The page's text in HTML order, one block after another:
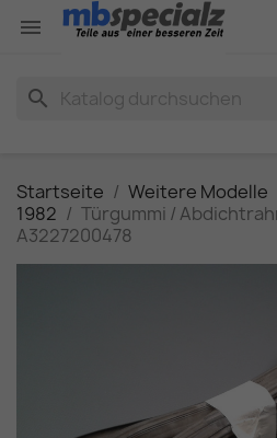

search
Startseite Weitere Modelle
1982
Türgummi /
A3227200478